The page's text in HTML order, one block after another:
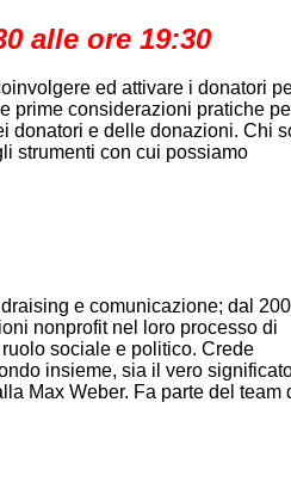
alle ore 19:30
ed attivare i donatori
prime considerazioni pratiche
donatori e delle donazioni. Chi
strumenti con cui possiamo
e comunicazione; dal
nonprofit nel loro processo di
sociale e politico. Crede
insieme, sia il vero
Max Weber. Fa parte del team